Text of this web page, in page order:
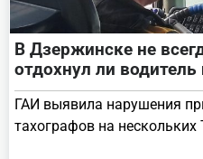
В Дзержинске не
отдохнул ли водитель
ГАИ выявила нарушения
тахографов на